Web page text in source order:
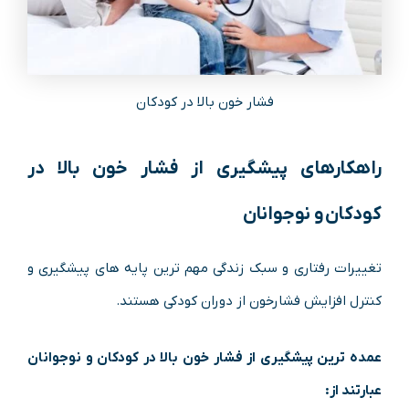
فشار خون بالا در کودکان
راهکارهای پیشگیری از فشار خون بالا در
کودکان و نوجوانان
تغییرات رفتاری و سبک زندگی مهم ترین پایه های پیشگیری و
کنترل افزایش فشارخون از دوران کودکی هستند.
عمده ترین پیشگیری از فشار خون بالا در کودکان و نوجوانان
عبارتند از: